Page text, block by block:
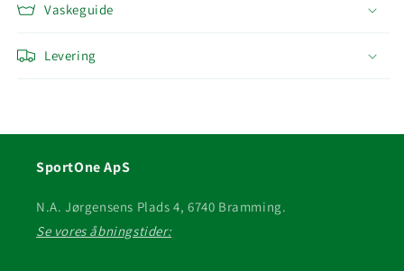
Vaskeguide
Levering
SportOne ApS
N.A. Jørgensens Plads 4, 6740 Bramming.
Se vores åbningstider: